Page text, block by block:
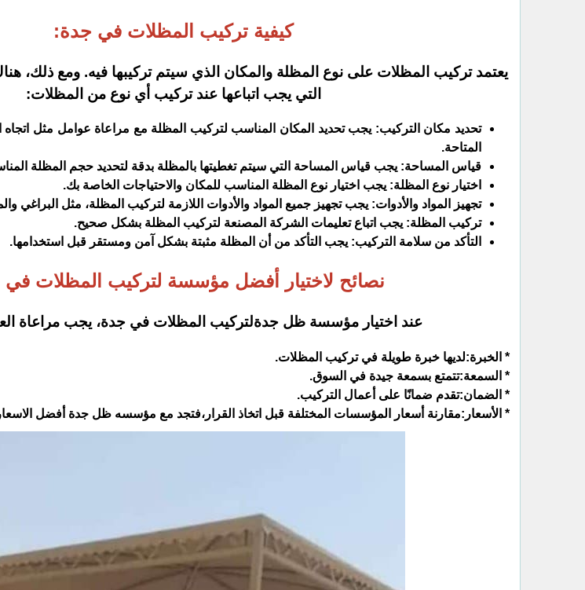
كيفية تركيب المظلات في جدة:
يعتمد تركيب المظلات على نوع المظلة والمكان الذي سيتم تركيبها فيه. ومع ذلك،
التي يجب اتباعها عند تركيب أي نوع من المظلات:
تحديد مكان التركيب: يجب تحديد المكان المناسب لتركيب المظلة مع مراعاة عوامل مثل
المتاحة.
قياس المساحة: يجب قياس المساحة التي سيتم تغطيتها بالمظلة بدقة لتحديد حجم المظلة
اختيار نوع المظلة: يجب اختيار نوع المظلة المناسب للمكان والاحتياجات الخاصة بك.
تجهيز المواد والأدوات: يجب تجهيز جميع المواد والأدوات اللازمة لتركيب المظلة، مثل البراغي
تركيب المظلة: يجب اتباع تعليمات الشركة المصنعة لتركيب المظلة بشكل صحيح.
التأكد من سلامة التركيب: يجب التأكد من أن المظلة مثبتة بشكل آمن ومستقر قبل استخدامها.
نصائح لاختيار أفضل مؤسسة لتركيب المظلات
عند اختيار مؤسسة ظل جدةلتركيب المظلات في جدة، يجب مراعاة
* الخبرة:لديها خبرة طويلة في تركيب المظلات.
* السمعة:تتمتع بسمعة جيدة في السوق.
* الضمان:تقدم ضمانًا على أعمال التركيب.
* الأسعار:مقارنة أسعار المؤسسات المختلفة قبل اتخاذ القرار،فتجد مع مؤسسه ظل جدة أفضل